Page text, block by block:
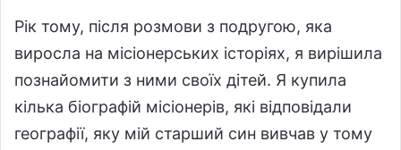
Рік тому, після розмови з подругою, яка
виросла на місіонерських історіях, я вирішила
познайомити з ними своїх дітей. Я купила
кілька біографій місіонерів, які відповідали
географії, яку мій старший син вивчав у тому